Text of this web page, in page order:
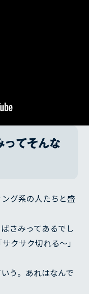
てそんな
グ系の人たちと盛
さみってあるでし
クサク切れる〜」
う。あれはなんで